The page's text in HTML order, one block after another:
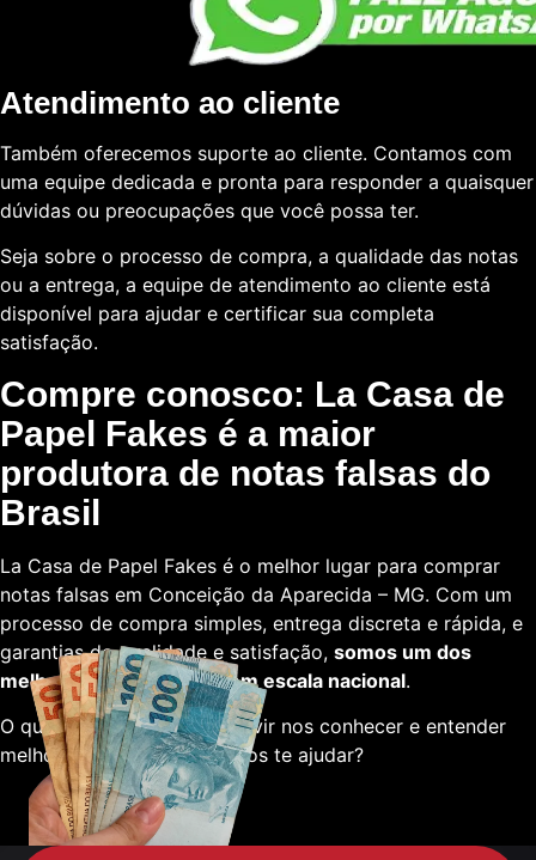
Atendimento ao cliente
Também oferecemos suporte ao cliente. Contamos com
uma equipe dedicada e pronta para responder a quaisquer
dúvidas ou preocupações que você possa ter.
Seja sobre o processo de compra, a qualidade das notas
ou a entrega, a equipe de atendimento ao cliente está
disponível para ajudar e certificar sua completa
satisfação.
Compre conosco: La Casa de
Papel Fakes é a maior
produtora de notas falsas do
Brasil
La Casa de Papel Fakes é o melhor lugar para comprar
notas falsas em Conceição da Aparecida – MG. Com um
processo de compra simples, entrega discreta e rápida, e
garantias de qualidade e satisfação, somos um dos
melhores fornecedores em escala nacional.
O que está esperando para vir nos conhecer e entender
melhor sobre como podemos te ajudar?